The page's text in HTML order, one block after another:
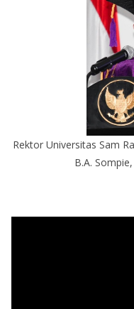
Rektor Universitas Sam
B.A.